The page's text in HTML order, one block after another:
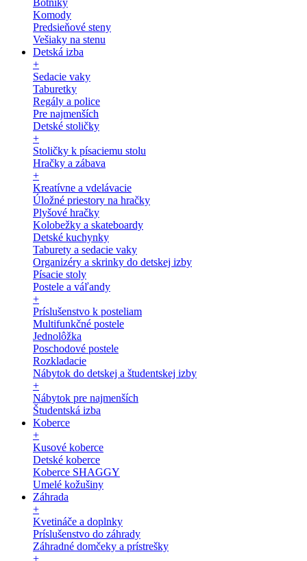
Botníky
Komody
Predsieňové steny
Vešiaky na stenu
Detská izba
+
Sedacie vaky
Taburetky
Regály a police
Pre najmenších
Detské stoličky
+
Stoličky k písaciemu stolu
Hračky a zábava
+
Kreatívne a vdelávacie
Úložné priestory na hračky
Plyšové hračky
Kolobežky a skateboardy
Detské kuchynky
Taburety a sedacie vaky
Organizéry a skrinky do detskej izby
Písacie stoly
Postele a váľandy
+
Príslušenstvo k posteliam
Multifunkčné postele
Jednolôžka
Poschodové postele
Rozkladacie
Nábytok do detskej a študentskej izby
+
Nábytok pre najmenších
Študentská izba
Koberce
+
Kusové koberce
Detské koberce
Koberce SHAGGY
Umelé kožušiny
Záhrada
+
Kvetináče a doplnky
Príslušenstvo do záhrady
Záhradné domčeky a prístrešky
+